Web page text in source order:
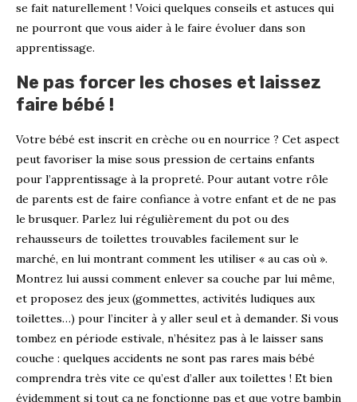
se fait naturellement ! Voici quelques conseils et astuces qui
ne pourront que vous aider à le faire évoluer dans son
apprentissage.
Ne pas forcer les choses et laissez
faire bébé !
Votre bébé est inscrit en crèche ou en nourrice ? Cet aspect
peut favoriser la mise sous pression de certains enfants
pour l’apprentissage à la propreté. Pour autant votre rôle
de parents est de faire confiance à votre enfant et de ne pas
le brusquer. Parlez lui régulièrement du pot ou des
rehausseurs de toilettes trouvables facilement sur le
marché, en lui montrant comment les utiliser « au cas où ».
Montrez lui aussi comment enlever sa couche par lui même,
et proposez des jeux (gommettes, activités ludiques aux
toilettes…) pour l’inciter à y aller seul et à demander. Si vous
tombez en période estivale, n’hésitez pas à le laisser sans
couche : quelques accidents ne sont pas rares mais bébé
comprendra très vite ce qu’est d’aller aux toilettes ! Et bien
évidemment si tout ça ne fonctionne pas et que votre bambin